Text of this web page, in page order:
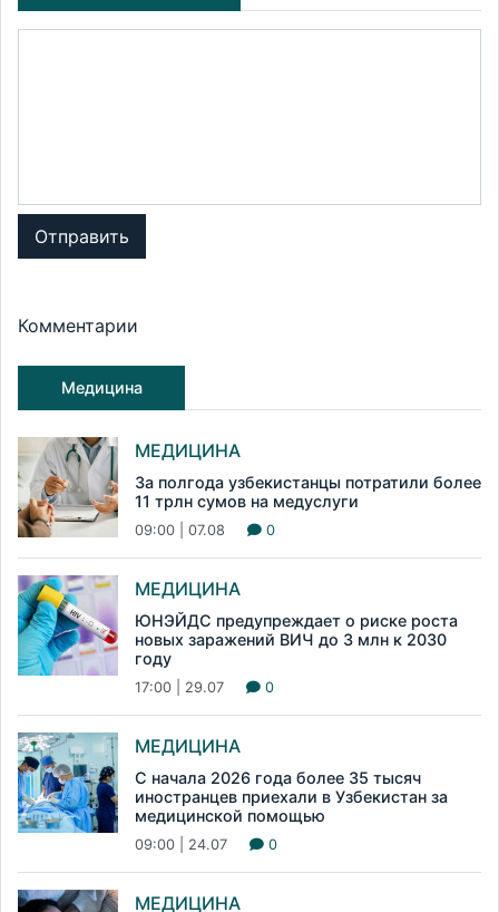
Отправить
Комментарии
Медицина
МЕДИЦИНА
За полгода узбекистанцы потратили более
11 трлн сумов на медуслуги
09:00 | 07.08 0
МЕДИЦИНА
ЮНЭЙДС предупреждает о риске роста
новых заражений ВИЧ до 3 млн к 2030
году
17:00 | 29.07 0
МЕДИЦИНА
С начала 2026 года более 35 тысяч
иностранцев приехали в Узбекистан за
медицинской помощью
09:00 | 24.07 0
МЕДИЦИНА